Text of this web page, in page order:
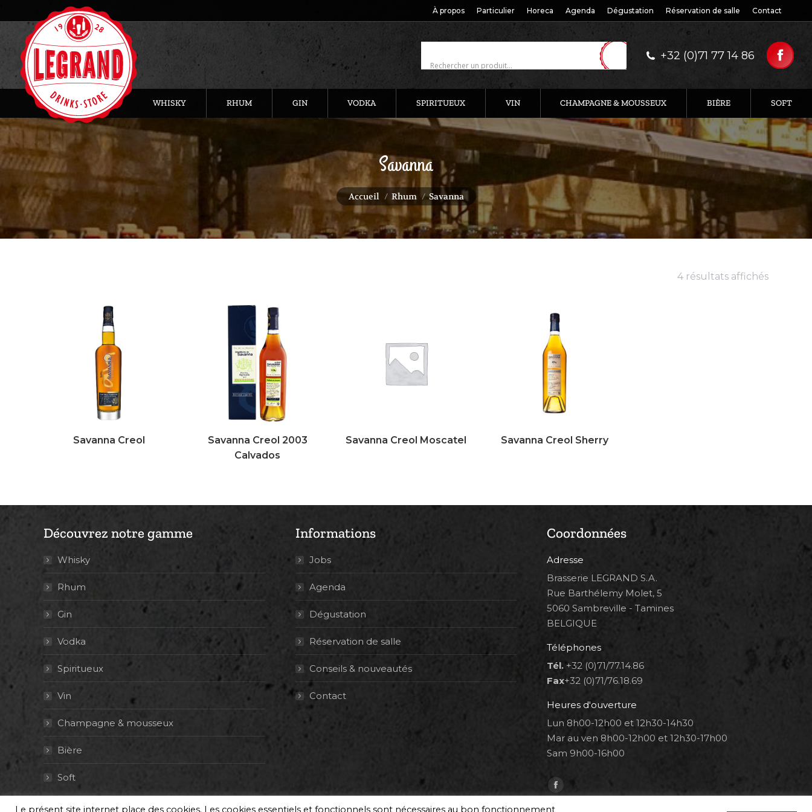
À propos Particulier Horeca Agenda Dégustation Réservation de salle Contact
+32 (0)71 77 14 86
WHISKY RHUM GIN VODKA SPIRITUEUX VIN CHAMPAGNE & MOUSSEUX BIÈRE SOFT
Savanna
Vous êtes ici :
Accueil Rhum Savanna
4 résultats affichés
Savanna Creol
Savanna Creol 2003
Calvados
Savanna Creol Moscatel Savanna Creol Sherry
Découvrez notre gamme
Whisky
Rhum
Gin
Vodka
Spiritueux
Vin
Champagne & mousseux
Bière
Soft
Informations
Jobs
Agenda
Dégustation
Réservation de salle
Conseils & nouveautés
Contact
Coordonnées
Adresse
Brasserie LEGRAND S.A.
Rue Barthélemy Molet, 5
5060 Sambreville - Tamines
BELGIQUE
Téléphones
Tél. +32 (0)71/77.14.86
Fax+32 (0)71/76.18.69
Heures d'ouverture
Lun 8h00-12h00 et 12h30-14h30
Mar au ven 8h00-12h00 et 12h30-17h00
Sam 9h00-16h00
Trouvez nous sur :
Facebook
page
Le présent site internet place des cookies. Les cookies essentiels et fonctionnels sont nécessaires au bon fonctionnement